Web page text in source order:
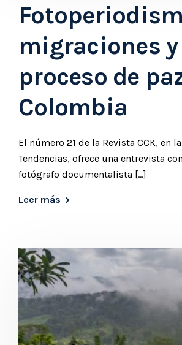
migraciones y
proceso de
Colombia
El número 21 de la Revista CCK, en
Tendencias, ofrece una entrevista
fotógrafo documentalista […]
Leer más